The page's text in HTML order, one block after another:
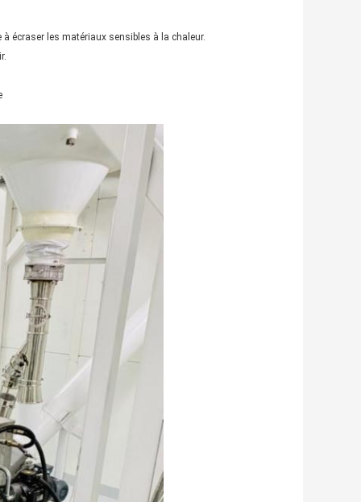
écraser les matériaux sensibles à la chaleur.